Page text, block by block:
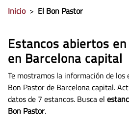
Inicio > El Bon Pastor
Estancos abiertos
en Barcelona capital
Te mostramos la información de los
Bon Pastor de Barcelona capital.
datos de 7 estancos. Busca el
Bon Pastor.